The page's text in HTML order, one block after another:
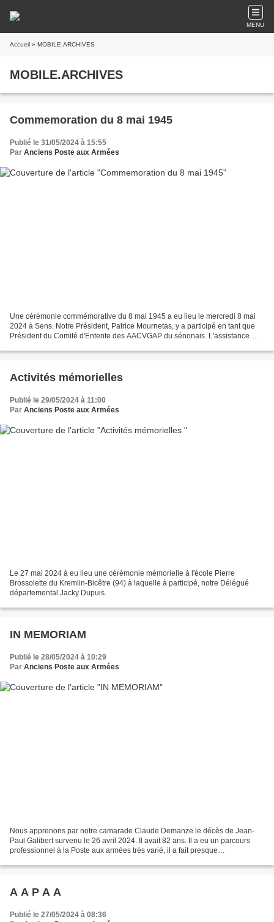
MENU
Accueil » MOBILE.ARCHIVES
MOBILE.ARCHIVES
Commemoration du 8 mai 1945
Publié le 31/05/2024 à 15:55
Par Anciens Poste aux Armées
Une cérémonie commémorative du 8 mai 1945 a eu lieu le mercredi 8 mai
2024 à Sens. Notre Président, Patrice Mournetas, y a participé en tant que
Président du Comité d'Entente des AACVGAP du sénonais. L'assistance
Activités mémorielles
Publié le 29/05/2024 à 11:00
Par Anciens Poste aux Armées
Le 27 mai 2024 à eu lieu une cérémonie mémorielle à l'école Pierre
Brossolette du Kremlin-Bicêtre (94) à laquelle à participé, notre Délégué
départemental Jacky Dupuis.
IN MEMORIAM
Publié le 28/05/2024 à 10:29
Par Anciens Poste aux Armées
Nous apprenons par notre camarade Claude Demanze le décès de Jean-
Paul Galibert survenu le 26 avril 2024. Il avait 82 ans. Il a eu un parcours
professionnel à la Poste aux armées très varié, il a fait presque
A A P A A
Publié le 27/05/2024 à 08:36